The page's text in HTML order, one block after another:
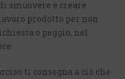
smuovere e creare
prodotto per non
o peggio, nel
ti consegna a ciò che